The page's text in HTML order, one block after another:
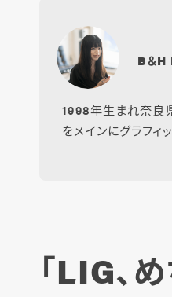
B＆H
1998年生まれ奈良
をメインにグラフィ
「LIG、